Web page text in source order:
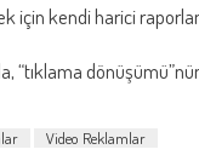
için kendi harici
“tıklama
Video Reklamlar